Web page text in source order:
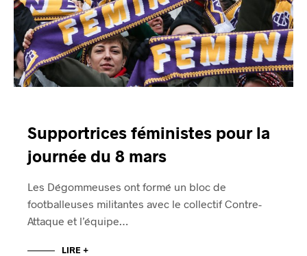
Supportrices féministes pour la
journée du 8 mars
Les Dégommeuses ont formé un bloc de
footballeuses militantes avec le collectif Contre-
Attaque et l’équipe…
LIRE +